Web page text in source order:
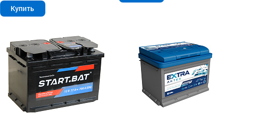
Купить